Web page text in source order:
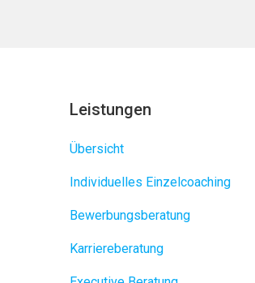
Leistungen
Übersicht
Individuelles Einzelcoaching
Bewerbungsberatung
Karriereberatung